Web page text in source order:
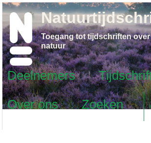
Deelnemers
Over ons
Zoeken
Toegang tot tijdschriften
natuur